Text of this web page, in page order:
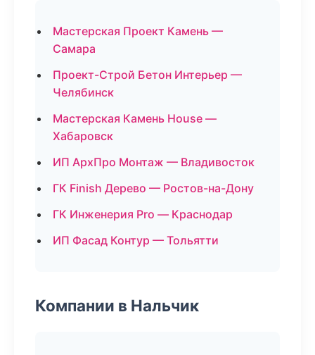
Мастерская Проект Камень —
Самара
Проект-Строй Бетон Интерьер —
Челябинск
Мастерская Камень House —
Хабаровск
ИП АрхПро Монтаж — Владивосток
ГК Finish Дерево — Ростов-на-Дону
ГК Инженерия Pro — Краснодар
ИП Фасад Контур — Тольятти
Компании в Нальчик